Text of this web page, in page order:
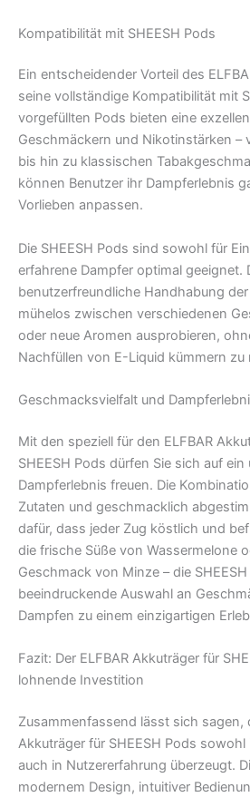
Kompatibilität mit SHEESH Pods
Ein entscheidender Vorteil des
seine vollständige Kompatibilität mit
vorgefüllten Pods bieten eine
Geschmäckern und Nikotinstärken –
bis hin zu klassischen
können Benutzer ihr Dampferlebnis
Vorlieben anpassen.
Die SHEESH Pods sind sowohl für
erfahrene Dampfer optimal geeignet.
benutzerfreundliche Handhabung
mühelos zwischen verschiedenen
oder neue Aromen ausprobieren,
Nachfüllen von E-Liquid kümmern zu
Geschmacksvielfalt und
Mit den speziell für den ELFBAR
SHEESH Pods dürfen Sie sich auf
Dampferlebnis freuen. Die
Zutaten und geschmacklich
dafür, dass jeder Zug köstlich und
die frische Süße von Wassermelone
Geschmack von Minze – die
beeindruckende Auswahl an
Dampfen zu einem einzigartigen
Fazit: Der ELFBAR Akkuträger für
lohnende Investition
Zusammenfassend lässt sich sagen,
Akkuträger für SHEESH Pods
auch in Nutzererfahrung überzeugt.
modernem Design, intuitiver